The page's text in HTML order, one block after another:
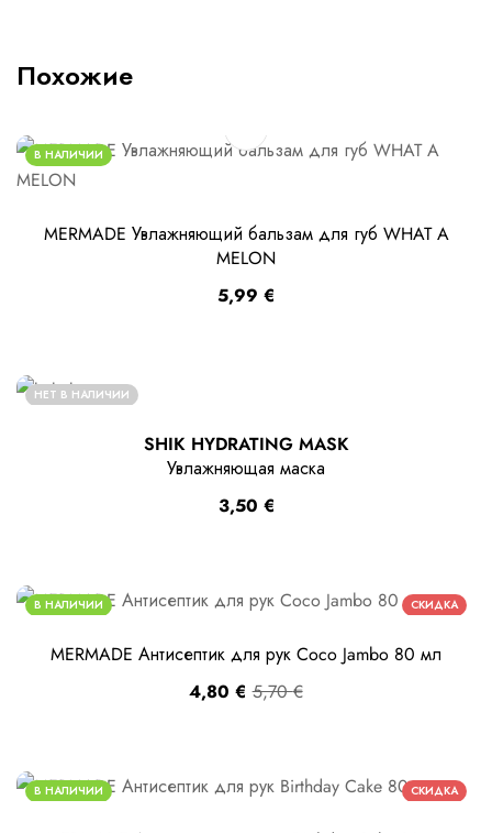
Похожие
В НАЛИЧИИ
MERMADE Увлажняющий бальзам для губ WHAT A
MELON
5,99 €
НЕТ В НАЛИЧИИ
SHIK HYDRATING MASK
Увлажняющая маска
3,50 €
В НАЛИЧИИ СКИДКА
MERMADE Антисептик для рук Coco Jambo 80 мл
5,70€
4,80€
В НАЛИЧИИ СКИДКА